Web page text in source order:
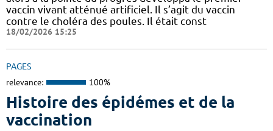
vaccin vivant atténué artificiel. Il s’agit du vaccin
contre le choléra des poules. Il était const
18/02/2026 15:25
PAGES
relevance: 100%
Histoire des épidémes et de la
vaccination